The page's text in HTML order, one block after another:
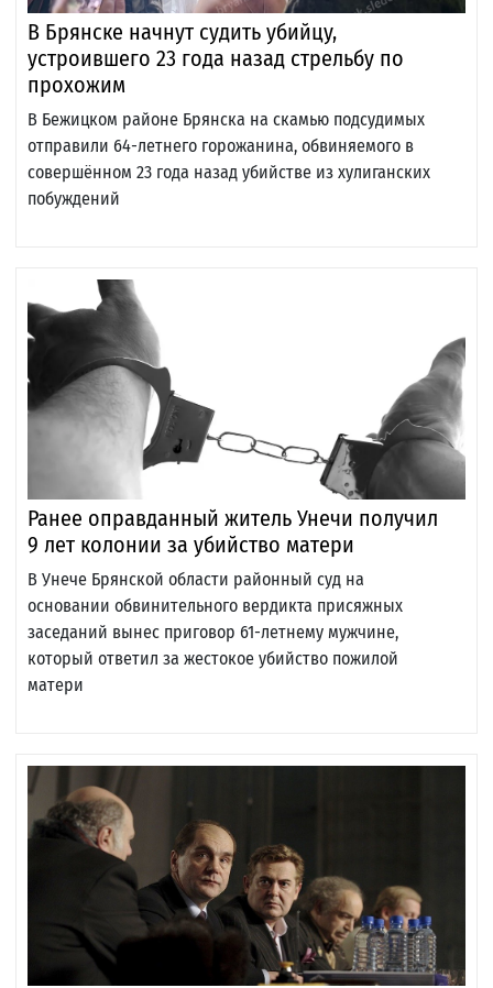
В Брянске начнут судить убийцу,
устроившего 23 года назад стрельбу по
прохожим
В Бежицком районе Брянска на скамью подсудимых
отправили 64-летнего горожанина, обвиняемого в
совершённом 23 года назад убийстве из хулиганских
побуждений
Ранее оправданный житель Унечи получил
9 лет колонии за убийство матери
В Унече Брянской области районный суд на
основании обвинительного вердикта присяжных
заседаний вынес приговор 61-летнему мужчине,
который ответил за жестокое убийство пожилой
матери